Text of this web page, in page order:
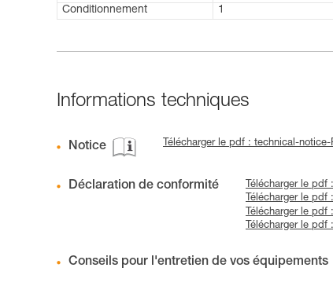
Conditionnement
1
Informations techniques
Notice Télécharger le pdf : technical-
Déclaration de conformité
Télécharger le pdf
Télécharger le pdf
Télécharger le pdf
Télécharger le pdf
Conseils pour l'entretien de vos équipements